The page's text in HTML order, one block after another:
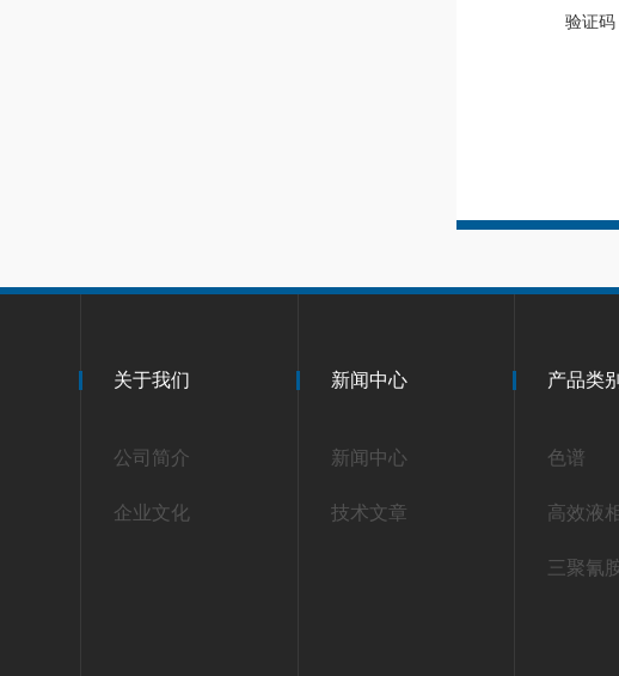
验证码
关于我们
公司简介
企业文化
新闻中心
新闻中心
技术文章
产品类别
色谱
高效液
三聚氰